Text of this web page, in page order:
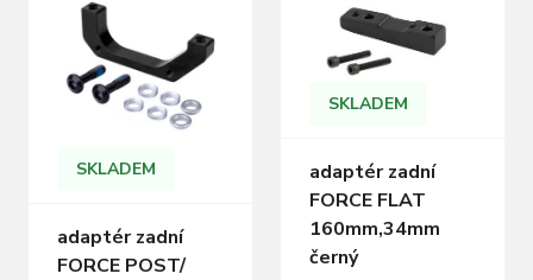
g, materiál: Al hliník
baleno v sáčku
SKLADEM
adaptér zadní
FORCE POST/
SKLADEM
adaptér zadní
FORCE FLAT
160mm,34mm
černý